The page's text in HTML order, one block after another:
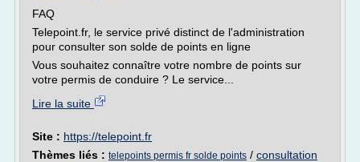
FAQ
Telepoint.fr, le service privé distinct de l'administration
pour consulter son solde de points en ligne
Vous souhaitez connaître votre nombre de points sur
votre permis de conduire ? Le service...
Lire la suite
Site : https://telepoint.fr
Thèmes liés : telepoints permis fr solde points / consultation